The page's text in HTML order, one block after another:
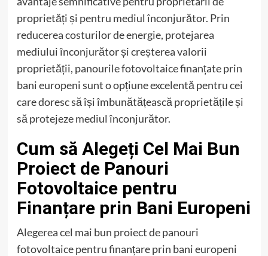
proprietăți și pentru mediul înconjurător. Prin
reducerea costurilor de energie, protejarea
mediului înconjurător și creșterea valorii
proprietății, panourile fotovoltaice finanțate prin
bani europeni sunt o opțiune excelentă pentru cei
care doresc să își îmbunătățească proprietățile și
să protejeze mediul înconjurător.
Cum să Alegeți Cel Mai Bun
Proiect de Panouri
Fotovoltaice pentru
Finanțare prin Bani Europeni
Alegerea cel mai bun proiect de panouri
fotovoltaice pentru finanțare prin bani europeni